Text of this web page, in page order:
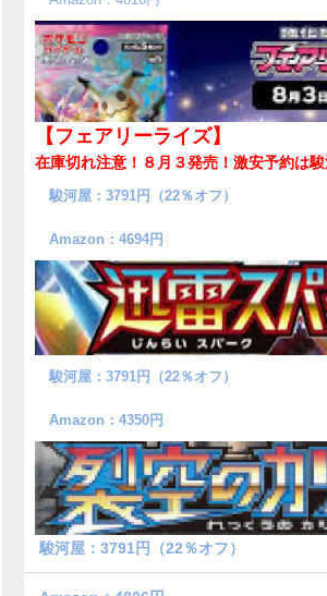
【フェアリーライズ】
在庫切れ注意！８月３発売！ 激安予約は
駿河屋：3791円（22％オフ）
Amazon：4694円
駿河屋：3791円（22％オフ）
Amazon：4350円
駿河屋：3791円（22％オフ）